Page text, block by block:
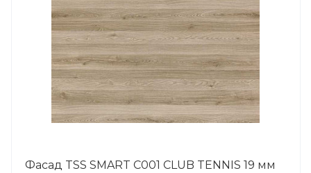
Фасад TSS SMART C001 CLUB TENNIS 19 мм